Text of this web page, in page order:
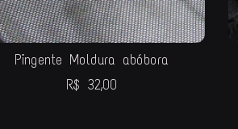
Pingente Moldura abóbora
R$ 32,00